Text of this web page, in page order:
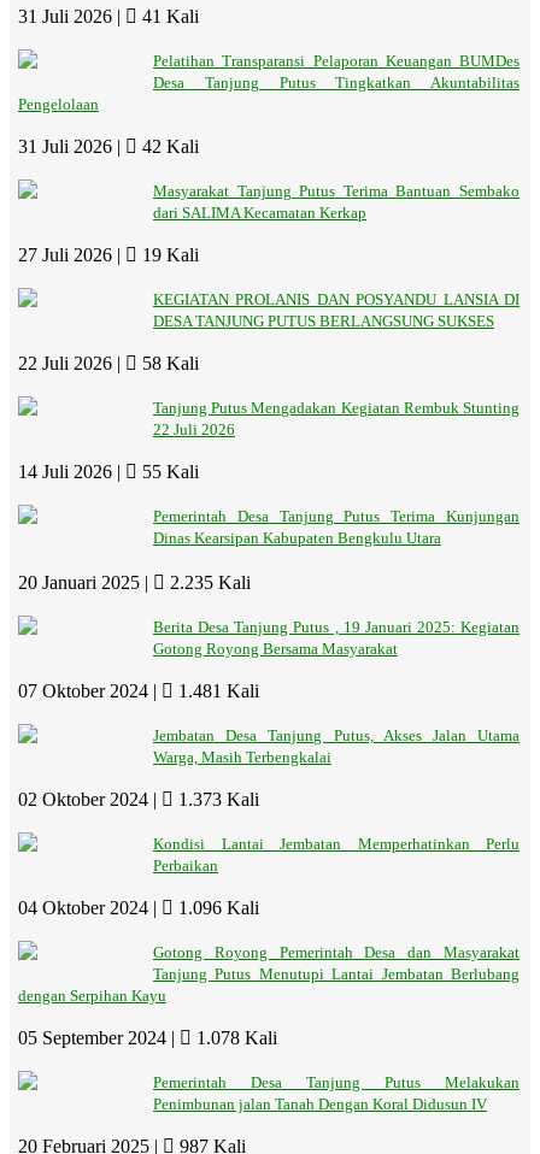
31 Juli 2026 | 41 Kali
Pelatihan Transparansi Pelaporan Keuangan BUMDes
Desa Tanjung Putus Tingkatkan Akuntabilitas
Pengelolaan
31 Juli 2026 | 42 Kali
Masyarakat Tanjung Putus Terima Bantuan Sembako
dari SALIMA Kecamatan Kerkap
27 Juli 2026 | 19 Kali
KEGIATAN PROLANIS DAN POSYANDU LANSIA DI
DESA TANJUNG PUTUS BERLANGSUNG SUKSES
22 Juli 2026 | 58 Kali
Tanjung Putus Mengadakan Kegiatan Rembuk Stunting
22 Juli 2026
14 Juli 2026 | 55 Kali
Pemerintah Desa Tanjung Putus Terima Kunjungan
Dinas Kearsipan Kabupaten Bengkulu Utara
20 Januari 2025 | 2.235 Kali
Berita Desa Tanjung Putus , 19 Januari 2025: Kegiatan
Gotong Royong Bersama Masyarakat
07 Oktober 2024 | 1.481 Kali
Jembatan Desa Tanjung Putus, Akses Jalan Utama
Warga, Masih Terbengkalai
02 Oktober 2024 | 1.373 Kali
Kondisi Lantai Jembatan Memperhatinkan Perlu
Perbaikan
04 Oktober 2024 | 1.096 Kali
Gotong Royong Pemerintah Desa dan Masyarakat
Tanjung Putus Menutupi Lantai Jembatan Berlubang
dengan Serpihan Kayu
05 September 2024 | 1.078 Kali
Pemerintah Desa Tanjung Putus Melakukan
Penimbunan jalan Tanah Dengan Koral Didusun IV
20 Februari 2025 | 987 Kali